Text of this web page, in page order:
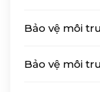
Bảo vệ môi
Bảo vệ môi